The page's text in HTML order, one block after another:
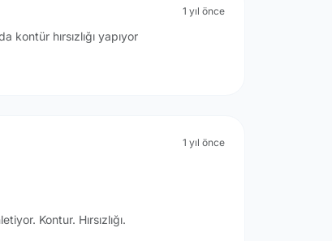
1 yıl önce
kontür hırsızlığı yapıyor
1 yıl önce
Kontur. Hırsızlığı.